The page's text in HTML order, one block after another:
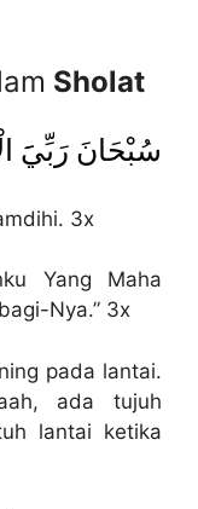
Sholat
سُبْحَانَ رَبِّيََ
3x
Yang Maha
Nya.” 3x
pada lantai.
ada tujuh
lantai ketika